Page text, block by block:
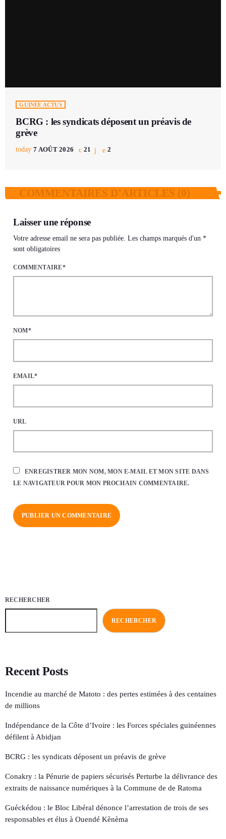
GUINÉE ACTUS
BCRG : les syndicats déposent un préavis de
grève
today 7 AOÛT 2026 21 2
COMMENTAIRES D’ARTICLES (0)
Laisser une réponse
Votre adresse email ne sera pas publiée. Les champs marqués d'un *
sont obligatoires
COMMENTAIRE*
NOM*
EMAIL*
URL
ENREGISTRER MON NOM, MON E-MAIL ET MON SITE DANS
LE NAVIGATEUR POUR MON PROCHAIN COMMENTAIRE.
RECHERCHER
RECHERCHER
Recent Posts
Incendie au marché de Matoto : des pertes estimées à des centaines
de millions
Indépendance de la Côte d’Ivoire : les Forces spéciales guinéennes
défilent à Abidjan
BCRG : les syndicats déposent un préavis de grève
Conakry : la Pénurie de papiers sécurisés Perturbe la délivrance des
extraits de naissance numériques à la Commune de de Ratoma
Guéckédou : le Bloc Libéral dénonce l’arrestation de trois de ses
responsables et élus à Ouendé Kènèma